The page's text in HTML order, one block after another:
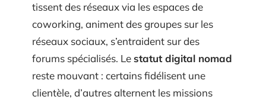
tissent des réseaux via les espaces de
coworking, animent des groupes sur les
réseaux sociaux, s’entraident sur des
forums spécialisés. Lestatut digital nomad
reste mouvant : certains fidélisent une
clientèle, d’autres alternent les missions